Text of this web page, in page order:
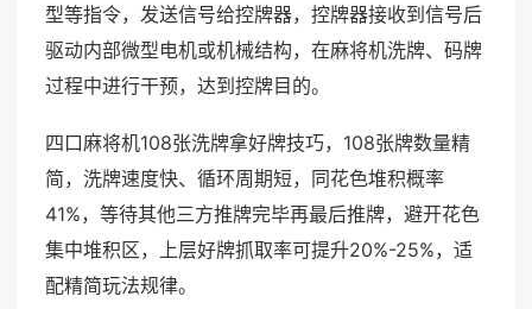
型等指令，发送信号给控牌器，控牌器接收到信号后
驱动内部微型电机或机械结构，在麻将机洗牌、码牌
过程中进行干预，达到控牌目的。
四口麻将机108张洗牌拿好牌技巧，108张牌数量精
简，洗牌速度快、循环周期短，同花色堆积概率
41%，等待其他三方推牌完毕再最后推牌，避开花色
集中堆积区，上层好牌抓取率可提升20%-25%，适
配精简玩法规律。